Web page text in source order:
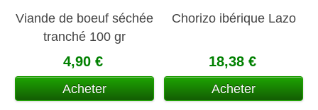
Viande de boeuf séchée
tranché 100 gr
4,90 €
Acheter
Chorizo ibérique Lazo
18,38 €
Acheter